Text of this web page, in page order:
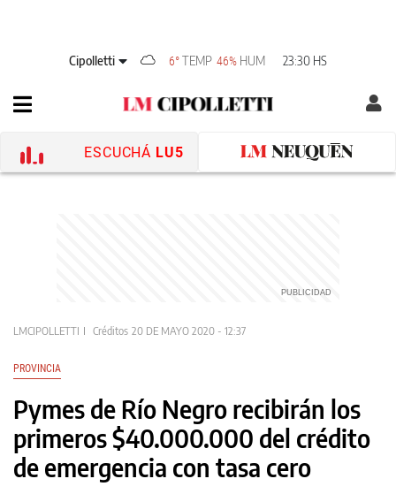
Cipolletti 6° TEMP 46% HUM 23:30 HS
ESCUCHÁ LU5
LMCIPOLLETTI Créditos 20 DE MAYO 2020 - 12:37
PROVINCIA
Pymes de Río Negro recibirán los
primeros $40.000.000 del crédito
de emergencia con tasa cero